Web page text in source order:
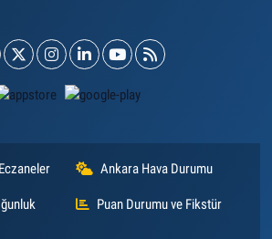
Ankara Hava Durumu
Puan Durumu ve Fikstür